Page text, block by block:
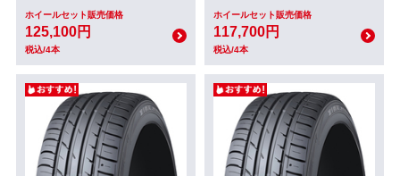
ホイールセット販売価格
125,100円
税込/4本
ホイールセット販売価格
117,700円
税込/4本